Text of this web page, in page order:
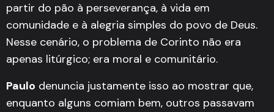
partir do pão à perseverança, à vida em
comunidade e à alegria simples do povo de Deus.
Nesse cenário, o problema de Corinto não era
apenas litúrgico; era moral e comunitário.
Paulo denuncia justamente isso ao mostrar que,
enquanto alguns comiam bem, outros passavam